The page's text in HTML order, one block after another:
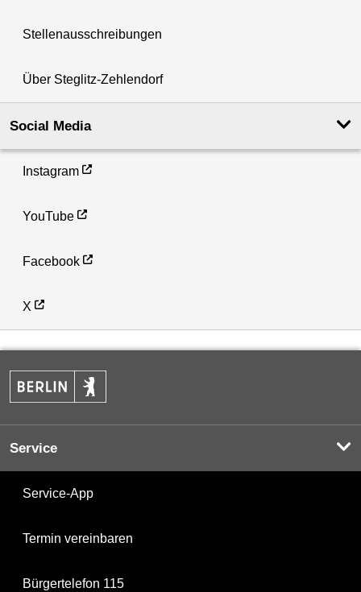
Stellenausschreibungen
Über Steglitz-Zehlendorf
Social Media
Instagram
YouTube
Facebook
X
Service
Service-App
Termin vereinbaren
Bürgertelefon 115